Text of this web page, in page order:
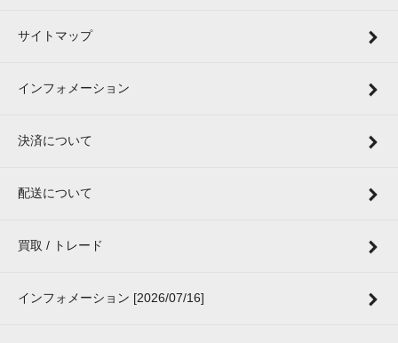
サイトマップ
インフォメーション
決済について
配送について
買取 / トレード
インフォメーション [2026/07/16]